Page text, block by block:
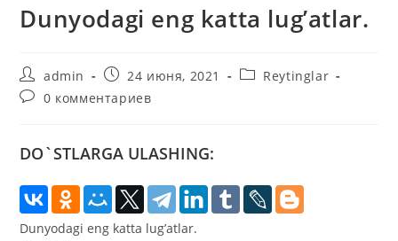
Dunyodagi eng katta lug’atlar.
Автор
записи:
admin
Запись24 июня, 2021
РубрикаReytinglar
Комментарии
0 комментариев
DO`STLARGA ULASHING:
Dunyodagi eng katta lug’atlar.